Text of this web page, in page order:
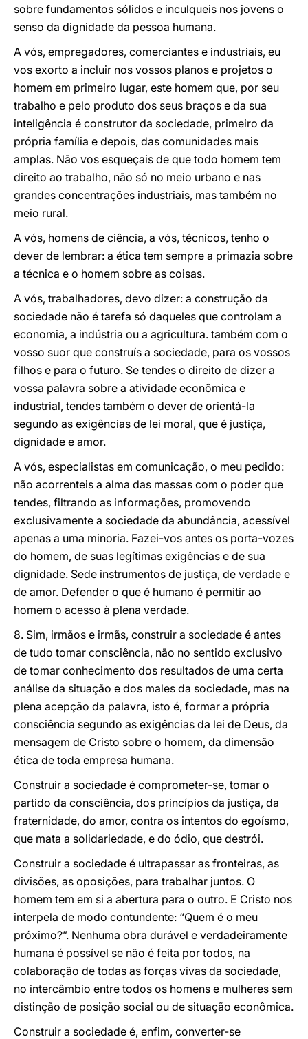
sobre fundamentos sólidos e inculqueis nos jovens o
senso da dignidade da pessoa humana.
A vós, empregadores, comerciantes e industriais, eu
vos exorto a incluir nos vossos planos e projetos o
homem em primeiro lugar, este homem que, por seu
trabalho e pelo produto dos seus braços e da sua
inteligência é construtor da sociedade, primeiro da
própria família e depois, das comunidades mais
amplas. Não vos esqueçais de que todo homem tem
direito ao trabalho, não só no meio urbano e nas
grandes concentrações industriais, mas também no
meio rural.
A vós, homens de ciência, a vós, técnicos, tenho o
dever de lembrar: a ética tem sempre a primazia sobre
a técnica e o homem sobre as coisas.
A vós, trabalhadores, devo dizer: a construção da
sociedade não é tarefa só daqueles que controlam a
economia, a indústria ou a agricultura. também com o
vosso suor que construís a sociedade, para os vossos
filhos e para o futuro. Se tendes o direito de dizer a
vossa palavra sobre a atividade econômica e
industrial, tendes também o dever de orientá-la
segundo as exigências de lei moral, que é justiça,
dignidade e amor.
A vós, especialistas em comunicação, o meu pedido:
não acorrenteis a alma das massas com o poder que
tendes, filtrando as informações, promovendo
exclusivamente a sociedade da abundância, acessível
apenas a uma minoria. Fazei-vos antes os porta-vozes
do homem, de suas legítimas exigências e de sua
dignidade. Sede instrumentos de justiça, de verdade e
de amor. Defender o que é humano é permitir ao
homem o acesso à plena verdade.
8. Sim, irmãos e irmãs, construir a sociedade é antes
de tudo tomar consciência, não no sentido exclusivo
de tomar conhecimento dos resultados de uma certa
análise da situação e dos males da sociedade, mas na
plena acepção da palavra, isto é, formar a própria
consciência segundo as exigências da lei de Deus, da
mensagem de Cristo sobre o homem, da dimensão
ética de toda empresa humana.
Construir a sociedade é comprometer-se, tomar o
partido da consciência, dos princípios da justiça, da
fraternidade, do amor, contra os intentos do egoísmo,
que mata a solidariedade, e do ódio, que destrói.
Construir a sociedade é ultrapassar as fronteiras, as
divisões, as oposições, para trabalhar juntos. O
homem tem em si a abertura para o outro. E Cristo nos
interpela de modo contundente: “Quem é o meu
próximo?”. Nenhuma obra durável e verdadeiramente
humana é possível se não é feita por todos, na
colaboração de todas as forças vivas da sociedade,
no intercâmbio entre todos os homens e mulheres sem
distinção de posição social ou de situação econômica.
Construir a sociedade é, enfim, converter-se